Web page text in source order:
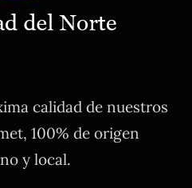
calidad de nuestros
100% de origen
y local.